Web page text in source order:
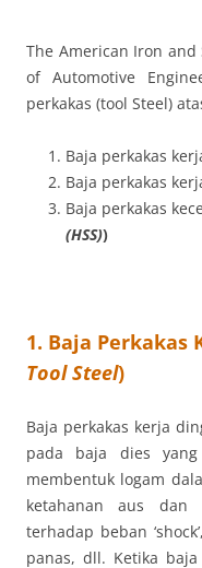
The American Iron and
of Automotive
perkakas (tool Steel)
Baja perkakas
Baja perkakas
Baja perkakas
(HSS))
1. Baja Perkakas
Tool Steel)
Baja perkakas kerja
pada baja dies
membentuk logam
ketahanan aus dan
terhadap beban
panas, dll. Ketika